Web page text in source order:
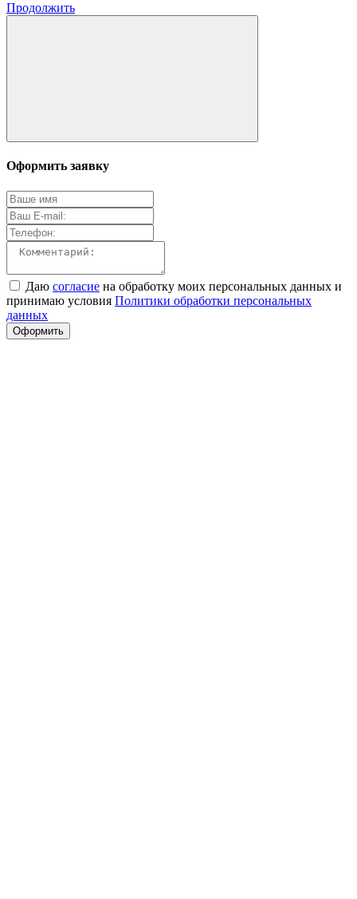
Продолжить
Оформить заявку
Даю согласие на обработку моих персональных данных и
принимаю условия Политики обработки персональных
данных
Оформить